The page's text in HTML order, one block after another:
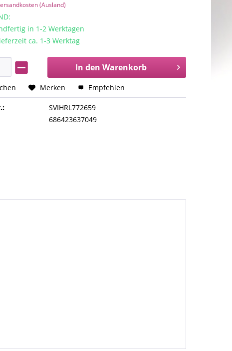
(Ausland)
in 1-2 Werktagen
ca. 1-3 Werktag
In den Warenkorb
Merken Empfehlen
SVIHRL772659
686423637049